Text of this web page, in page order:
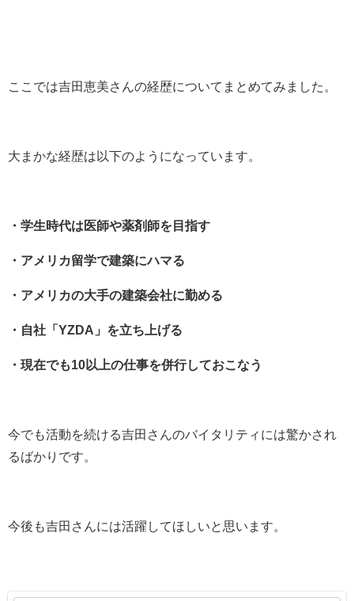
ここでは吉田恵美さんの経歴についてまとめてみました。
大まかな経歴は以下のようになっています。
・学生時代は医師や薬剤師を目指す
・アメリカ留学で建築にハマる
・アメリカの大手の建築会社に勤める
・自社「YZDA」を立ち上げる
・現在でも10以上の仕事を併行しておこなう
今でも活動を続ける吉田さんのバイタリティには驚かされ
るばかりです。
今後も吉田さんには活躍してほしいと思います。